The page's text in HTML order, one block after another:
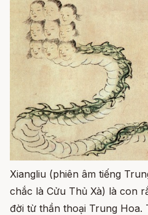
Xiangliu (phiên âm tiếng
chắc là Cửu Thủ Xà) là con
đời từ thần thoại Trung Hoa.